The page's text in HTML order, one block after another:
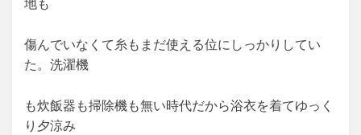
地も
傷んでいなくて糸もまだ使える位にしっかりしてい
た。洗濯機
も炊飯器も掃除機も無い時代だから浴衣を着てゆっく
り夕涼み